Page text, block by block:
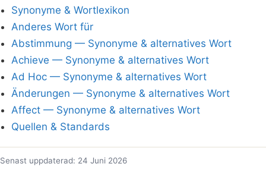
Synonyme & Wortlexikon
Anderes Wort für
Abstimmung — Synonyme & alternatives Wort
Achieve — Synonyme & alternatives Wort
Ad Hoc — Synonyme & alternatives Wort
Änderungen — Synonyme & alternatives Wort
Affect — Synonyme & alternatives Wort
Quellen & Standards
Senast uppdaterad: 24 Juni 2026